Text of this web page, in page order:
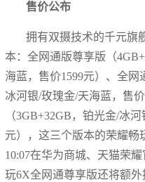
售价公布
拥有双摄技术的千元旗
本：全网通版尊享版（
海蓝，售价1599元）、全
冰河银/玫瑰金/天海蓝，售
（3GB+32GB，铂光金/冰
元），这三个版本的荣耀畅
10:07在华为商城、天猫荣
玩6X全网通尊享版还将额